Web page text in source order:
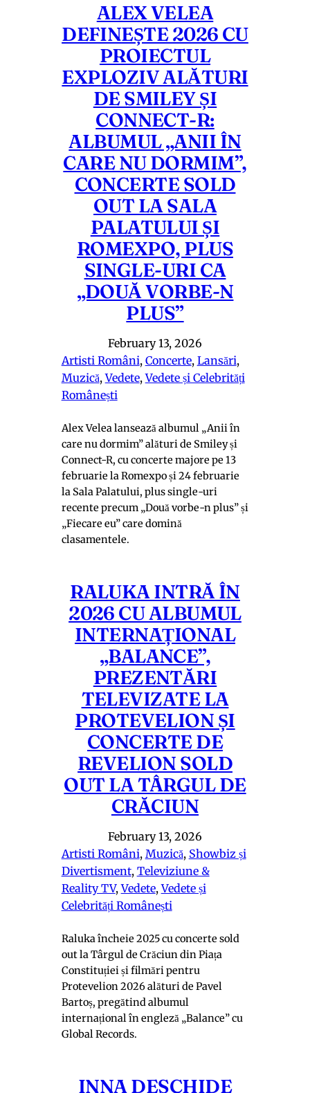
ALEX VELEA
DEFINEȘTE 2026 CU
PROIECTUL
EXPLOZIV ALĂTURI
DE SMILEY ȘI
CONNECT-R:
ALBUMUL „ANII ÎN
CARE NU DORMIM”,
CONCERTE SOLD
OUT LA SALA
PALATULUI ȘI
ROMEXPO, PLUS
SINGLE-URI CA
„DOUĂ VORBE-N
PLUS”
February 13, 2026
Artisti Români, Concerte, Lansări ,
Muzică, Vedete, Vedete și Celebrități
Românești
Alex Velea lansează albumul „Anii în
care nu dormim” alături de Smiley și
Connect-R, cu concerte majore pe 13
februarie la Romexpo și 24 februarie
la Sala Palatului, plus single-uri
recente precum „Două vorbe-n plus” și
„Fiecare eu” care domină
clasamentele.
RALUKA INTRĂ ÎN
2026 CU ALBUMUL
INTERNAȚIONAL
„BALANCE”,
PREZENTĂRI
TELEVIZATE LA
PROTEVELION ȘI
CONCERTE DE
REVELION SOLD
OUT LA TÂRGUL DE
CRĂCIUN
February 13, 2026
Artisti Români, Muzică, Showbiz și
Divertisment, Televiziune &
Reality TV, Vedete, Vedete și
Celebrități Românești
Raluka încheie 2025 cu concerte sold
out la Târgul de Crăciun din Piața
Constituției și filmări pentru
Protevelion 2026 alături de Pavel
Bartoș, pregătind albumul
internațional în engleză „Balance” cu
Global Records.
INNA DESCHIDE